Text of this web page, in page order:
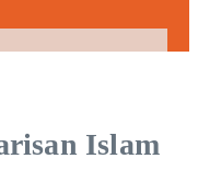
Islam